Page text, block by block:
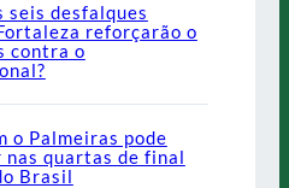
seis desfalques
reforçarão o
contra o
o Palmeiras pode
quartas de final
Brasil